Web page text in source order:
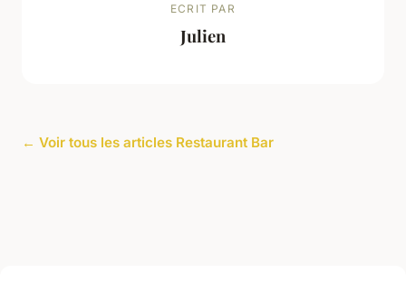
ECRIT PAR
Julien
← Voir tous les articles Restaurant Bar